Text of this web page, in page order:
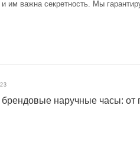
им важна секретность. Мы
брендовые наручные часы: